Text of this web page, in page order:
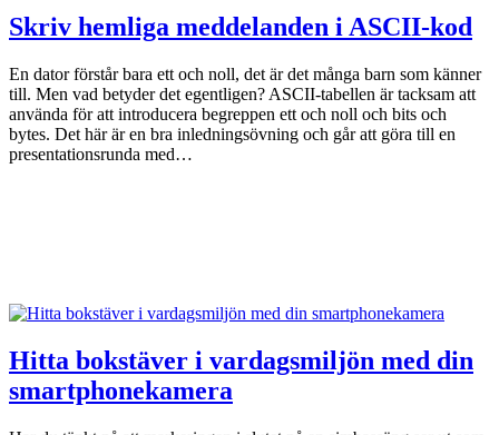
Skriv hemliga meddelanden i ASCII-kod
En dator förstår bara ett och noll, det är det många barn som känner
till. Men vad betyder det egentligen? ASCII-tabellen är tacksam att
använda för att introducera begreppen ett och noll och bits och
bytes. Det här är en bra inledningsövning och går att göra till en
presentationsrunda med…
Hitta bokstäver i vardagsmiljön med din
smartphonekamera